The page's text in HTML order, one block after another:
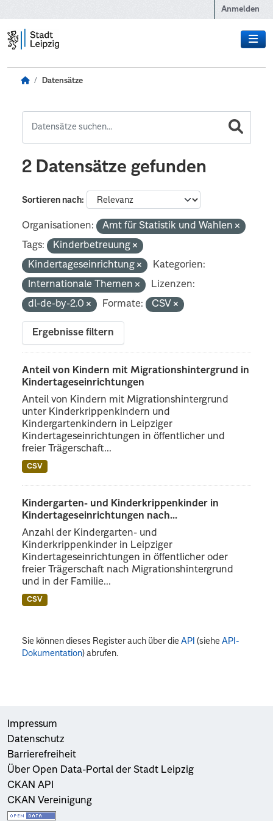
Anmelden
Datensätze
2 Datensätze gefunden
Sortieren nach
Organisationen:
Amt für Statistik und Wahlen
Tags:
Kinderbetreuung
Kindertageseinrichtung
Kategorien:
Internationale Themen
Lizenzen:
dl-de-by-2.0
Formate: CSV
Ergebnisse filtern
Anteil von Kindern mit Migrationshintergrund in
Kindertageseinrichtungen
Anteil von Kindern mit Migrationshintergrund
unter Kinderkrippenkindern und
Kindergartenkindern in Leipziger
Kindertageseinrichtungen in öffentlicher und
freier Trägerschaft...
CSV
Kindergarten- und Kinderkrippenkinder in
Kindertageseinrichtungen nach...
Anzahl der Kindergarten- und
Kinderkrippenkinder in Leipziger
Kindertageseinrichtungen in öffentlicher oder
freier Trägerschaft nach Migrationshintergrund
und in der Familie...
CSV
Sie können dieses Register auch über dieAPI (sieheAPI-
Dokumentation) abrufen.
Impressum
Datenschutz
Barrierefreiheit
Über Open Data-Portal der Stadt Leipzig
CKAN API
CKAN Vereinigung